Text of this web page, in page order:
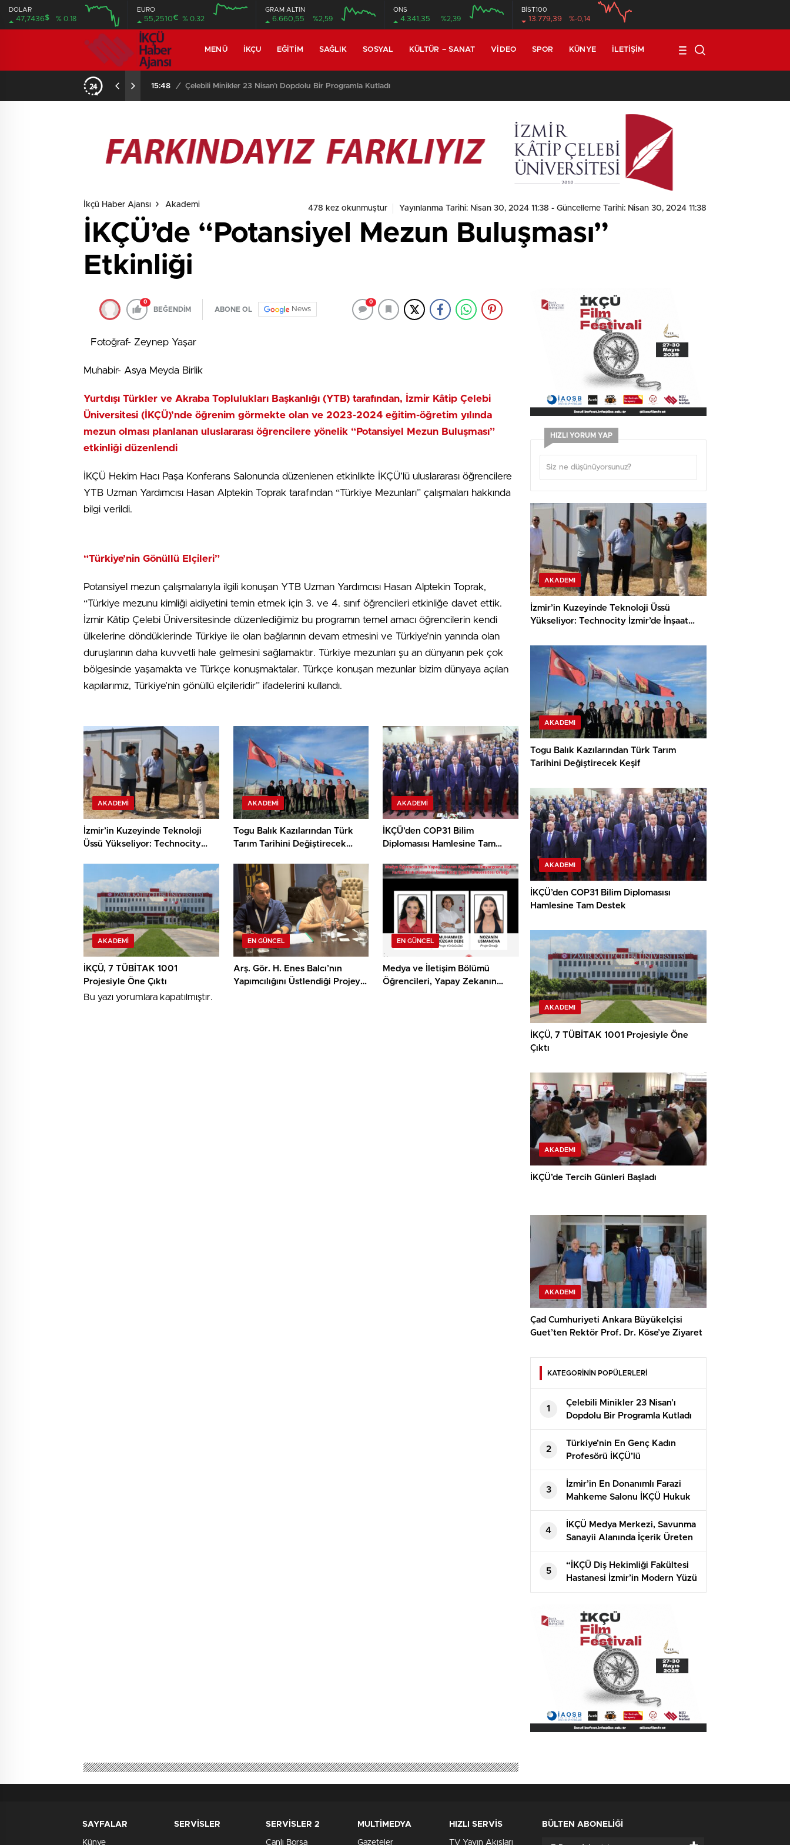
DOLAR
47,7436$ % 0.18
EURO
55,2510€ % 0.32
GRAM ALTIN
6.660,55 %2,59
ONS
4.341,35 %2,39
BİST100
13.779,39 %-0,14
MENÜ İKÇU EĞITIM SAĞLIK SOSYAL KÜLTÜR – SANAT VIDEO SPOR KÜNYE İLETIŞIM
16:20 / İKÇÜ’lü Öğrencilere “Finansal Okuryazarlık” Eğitimi Verildi
İkçü Haber Ajansı Akademi 478 kez okunmuştur Yayınlanma Tarihi: Nisan 30, 2024 11:38 - Güncelleme Tarihi: Nisan 30, 2024 11:38
İKÇÜ’de “Potansiyel Mezun Buluşması”
Etkinliği
0
BEĞENDİM ABONE OL News
0
Fotoğraf- Zeynep Yaşar
Muhabir- Asya Meyda Birlik
Yurtdışı Türkler ve Akraba Toplulukları Başkanlığı (YTB) tarafından, İzmir Kâtip Çelebi
Üniversitesi (İKÇÜ)’nde öğrenim görmekte olan ve 2023-2024 eğitim-öğretim yılında
mezun olması planlanan uluslararası öğrencilere yönelik “Potansiyel Mezun Buluşması”
etkinliği düzenlendi
İKÇÜ Hekim Hacı Paşa Konferans Salonunda düzenlenen etkinlikte İKÇÜ’lü uluslararası öğrencilere
YTB Uzman Yardımcısı Hasan Alptekin Toprak tarafından “Türkiye Mezunları” çalışmaları hakkında
bilgi verildi.
“Türkiye’nin Gönüllü Elçileri”
Potansiyel mezun çalışmalarıyla ilgili konuşan YTB Uzman Yardımcısı Hasan Alptekin Toprak,
“Türkiye mezunu kimliği aidiyetini temin etmek için 3. ve 4. sınıf öğrencileri etkinliğe davet ettik.
İzmir Kâtip Çelebi Üniversitesinde düzenlediğimiz bu programın temel amacı öğrencilerin kendi
ülkelerine döndüklerinde Türkiye ile olan bağlarının devam etmesini ve Türkiye’nin yanında olan
duruşlarının daha kuvvetli hale gelmesini sağlamaktır. Türkiye mezunları şu an dünyanın pek çok
bölgesinde yaşamakta ve Türkçe konuşmaktalar. Türkçe konuşan mezunlar bizim dünyaya açılan
kapılarımız, Türkiye’nin gönüllü elçileridir” ifadelerini kullandı.
AKADEMI
İzmir’in Kuzeyinde Teknoloji
Üssü Yükseliyor: Technocity
AKADEMI
Togu Balık Kazılarından Türk
Tarım Tarihini Değiştirecek
AKADEMI
İKÇÜ’den COP31 Bilim
Diplomasısı Hamlesine Tam
AKADEMI
İKÇÜ, 7 TÜBİTAK 1001
Projesiyle Öne Çıktı
EN GÜNCEL
Arş. Gör. H. Enes Balcı’nın
Yapımcılığını Üstlendiği Projeye
EN GÜNCEL
Medya ve İletişim Bölümü
Öğrencileri, Yapay Zekanın
Bu yazı yorumlara kapatılmıştır.
HIZLI YORUM YAP
AKADEMI
İzmir’in Kuzeyinde Teknoloji Üssü
Yükseliyor: Technocity İzmir’de İnşaat
AKADEMI
Togu Balık Kazılarından Türk Tarım
Tarihini Değiştirecek Keşif
AKADEMI
İKÇÜ’den COP31 Bilim Diplomasısı
Hamlesine Tam Destek
AKADEMI
İKÇÜ, 7 TÜBİTAK 1001 Projesiyle Öne
Çıktı
AKADEMI
İKÇÜ’de Tercih Günleri Başladı
AKADEMI
Çad Cumhuriyeti Ankara Büyükelçisi
Guet’ten Rektör Prof. Dr. Köse’ye Ziyaret
KATEGORİNİN POPÜLERLERİ
1
Çelebili Minikler 23 Nisan’ı
Dopdolu Bir Programla Kutladı
2
Türkiye’nin En Genç Kadın
Profesörü İKÇÜ’lü
3
İzmir’in En Donanımlı Farazi
Mahkeme Salonu İKÇÜ Hukuk
Fakültesi’nde Açıldı
4
İKÇÜ Medya Merkezi, Savunma
Sanayii Alanında İçerik Üreten
Kaner Kurt’u Ağırladı
5
“İKÇÜ Diş Hekimliği Fakültesi
Hastanesi İzmir’in Modern Yüzü
Olacak”
SAYFALAR
Künye
SERVİSLER SERVİSLER 2
Canlı Borsa
MULTİMEDYA
Gazeteler
HIZLI SERVİS
TV Yayın Akışları
BÜLTEN ABONELİĞİ